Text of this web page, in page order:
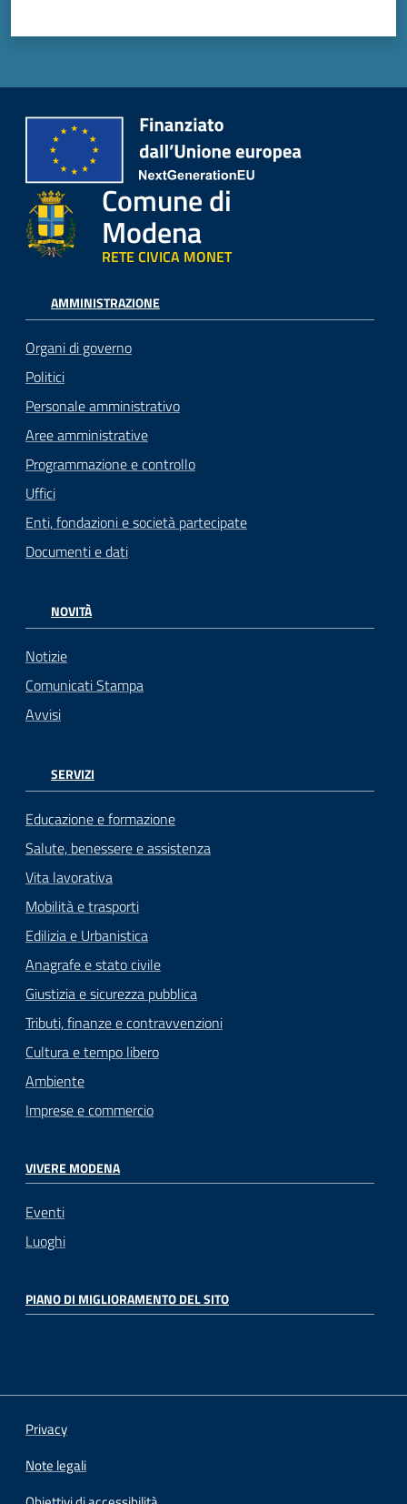
Comune di
Modena
RETE CIVICA MONET
AMMINISTRAZIONE
Organi di governo
Politici
Personale amministrativo
Aree amministrative
Programmazione e controllo
Uffici
Enti, fondazioni e società partecipate
Documenti e dati
NOVITÀ
Notizie
Comunicati Stampa
Avvisi
SERVIZI
Educazione e formazione
Salute, benessere e assistenza
Vita lavorativa
Mobilità e trasporti
Edilizia e Urbanistica
Anagrafe e stato civile
Giustizia e sicurezza pubblica
Tributi, finanze e contravvenzioni
Cultura e tempo libero
Ambiente
Imprese e commercio
VIVERE MODENA
Eventi
Luoghi
PIANO DI MIGLIORAMENTO DEL SITO
Privacy
Note legali